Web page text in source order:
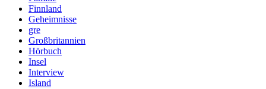
Finnland
Geheimnisse
gre
Großbritannien
Hörbuch
Insel
Interview
Island